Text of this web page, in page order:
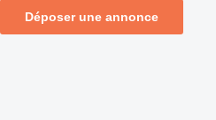
Déposer une annonce